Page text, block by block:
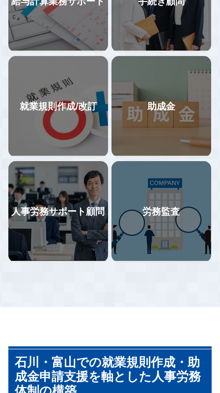
企業の特徴に合わせた業務フロ
ーの構築、年間業務カレンダー
にて作業スケジュールを管理。
給与計算業務をミスなくスムー
ズに行うため、業務フロー変更
をご提案いただいた場合、業務
の効率化と改善に向けてサポー
トします。
社会保険労務士事務所リジョイ
スでは石川・富山の企業様を中
心に、労働保険・社会保険等の
諸手続きを行ってまいりまし
た。給与計算のアウトソーシン
グをご検討されている企業様は
ぜひ一度ご相談ください。
社２名体制で情報共有しながら
対応しているので、属人化して
おらず、担当者が引き継ぎなく
何もわからない状況がないよう
にしています。
手続担当と労務担当が同時に情
報を得る事でスピード感を持っ
た対応、給付金の申請漏れ防止
や労務トラブルの早期予防に繋
がっています。
就業規則作成/改訂
当事務所では、貴社の状況をヒ
アリングさせていただいた上
で、貴社に最適な就業規則を提
助成金
助成金は雇用保険の適用事業所
であれば殆ど業種を問わず活用
できるものです。しかし「ちょ
人事労務サポート顧問
労働基準監督署調査では従業員
数10人以上の事業所は必ず確認
される事項が就業規則の有無で
す。
就業規則は調査対応件数以上に
作成しており、企業規模にあっ
労務監査
労務調査ではまず企業の現状を
細かくチェックしていき、問題
となっていること、問題となり
得ることを浮き彫りにしていき
ます。そのうえで、見えてきた
石川・富山での就業規則作成・助
成金申請支援を軸とした人事労務